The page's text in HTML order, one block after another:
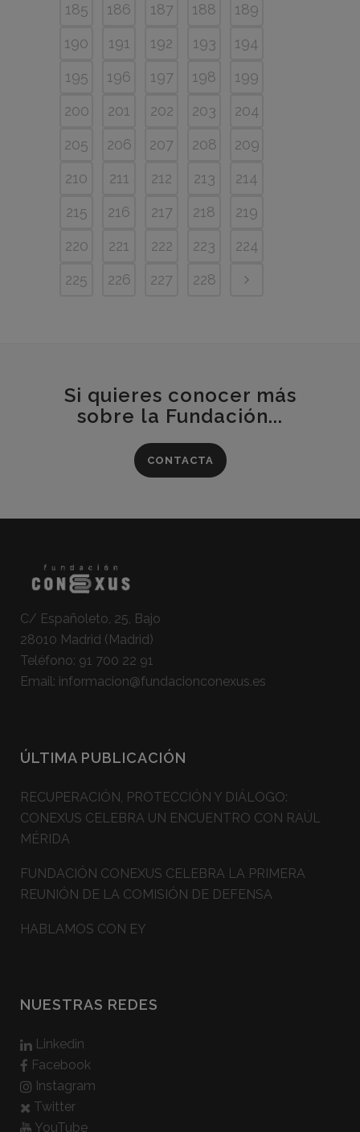
185
186 187 188
189
190
191 192 193
194
195
196 197 198
199
200
201 202 203
204
205
206 207 208
209
210
211 212 213
214
215
216 217 218
219
220
221 222 223
224
225
226 227 228
Si quieres conocer más
sobre la Fundación...
CONTACTA
C/ Españoleto, 25, Bajo
28010 Madrid (Madrid)
Teléfono: 91 700 22 91
Email: informacion@fundacionconexus.es
ÚLTIMA PUBLICACIÓN
RECUPERACIÓN, PROTECCIÓN Y DIÁLOGO:
CONEXUS CELEBRA UN ENCUENTRO CON RAÚL
MÉRIDA
FUNDACIÓN CONEXUS CELEBRA LA PRIMERA
REUNIÓN DE LA COMISIÓN DE DEFENSA
HABLAMOS CON EY
NUESTRAS REDES
Linkedin
Facebook
Instagram
Twitter
YouTube